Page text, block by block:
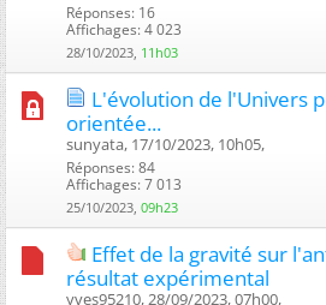
Réponses: 16
Affichages: 4 023
28/10/2023, 11h03
L'évolution de l'Univers
orientée...
sunyata, 17/10/2023, 10h05, ‎
Réponses: 84
Affichages: 7 013
25/10/2023, 09h23
Effet de la gravité sur
résultat expérimental
yves95210, 28/09/2023, 07h00, ‎